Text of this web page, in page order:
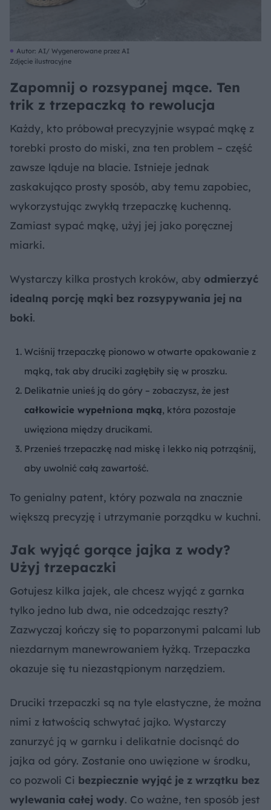
Autor: AI/ Wygenerowane przez AI
Zdjęcie ilustracyjne
Zapomnij o rozsypanej mące. Ten
trik z trzepaczką to rewolucja
Każdy, kto próbował precyzyjnie wsypać mąkę z
torebki prosto do miski, zna ten problem – część
zawsze ląduje na blacie. Istnieje jednak
zaskakująco prosty sposób, aby temu zapobiec,
wykorzystując zwykłą trzepaczkę kuchenną.
Zamiast sypać mąkę, użyj jej jako poręcznej
miarki.
Wystarczy kilka prostych kroków, aby odmierzyć
idealną porcję mąki bez rozsypywania jej na
boki.
Wciśnij trzepaczkę pionowo w otwarte opakowanie z
mąką, tak aby druciki zagłębiły się w proszku.
Delikatnie unieś ją do góry – zobaczysz, że jest
całkowicie wypełniona mąką, która pozostaje
uwięziona między drucikami.
Przenieś trzepaczkę nad miskę i lekko nią potrząśnij,
aby uwolnić całą zawartość.
To genialny patent, który pozwala na znacznie
większą precyzję i utrzymanie porządku w kuchni.
Jak wyjąć gorące jajka z wody?
Użyj trzepaczki
Gotujesz kilka jajek, ale chcesz wyjąć z garnka
tylko jedno lub dwa, nie odcedzając reszty?
Zazwyczaj kończy się to poparzonymi palcami lub
niezdarnym manewrowaniem łyżką. Trzepaczka
okazuje się tu niezastąpionym narzędziem.
Druciki trzepaczki są na tyle elastyczne, że można
nimi z łatwością schwytać jajko. Wystarczy
zanurzyć ją w garnku i delikatnie docisnąć do
jajka od góry. Zostanie ono uwięzione w środku,
co pozwoli Ci bezpiecznie wyjąć je z wrzątku bez
wylewania całej wody. Co ważne, ten sposób jest